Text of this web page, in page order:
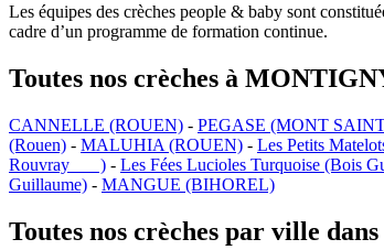
Les équipes des crèches people & baby sont
cadre d’un programme de formation continue.
Toutes nos crèches à
CANNELLE (ROUEN) - PEGASE (MONT
(Rouen) - MALUHIA (ROUEN) - Les Petits
Rouvray ) - Les Fées Lucioles Turquoise (Bois
Guillaume) - MANGUE (BIHOREL)
Toutes nos crèches par ville